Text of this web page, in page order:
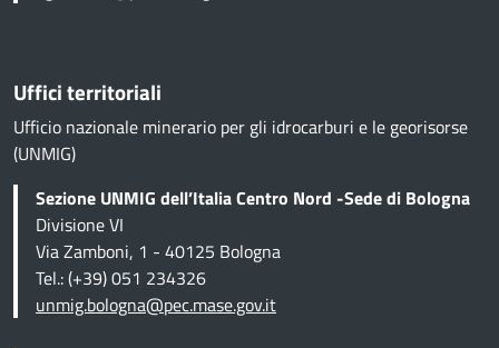
Uffici territoriali
Ufficio nazionale minerario per gli idrocarburi e le georisorse
(UNMIG)
Sezione UNMIG dell’Italia Centro Nord -Sede di Bologna
Divisione VI
Via Zamboni, 1 - 40125 Bologna
Tel.: (+39) 051 234326
unmig.bologna@pec.mase.gov.it